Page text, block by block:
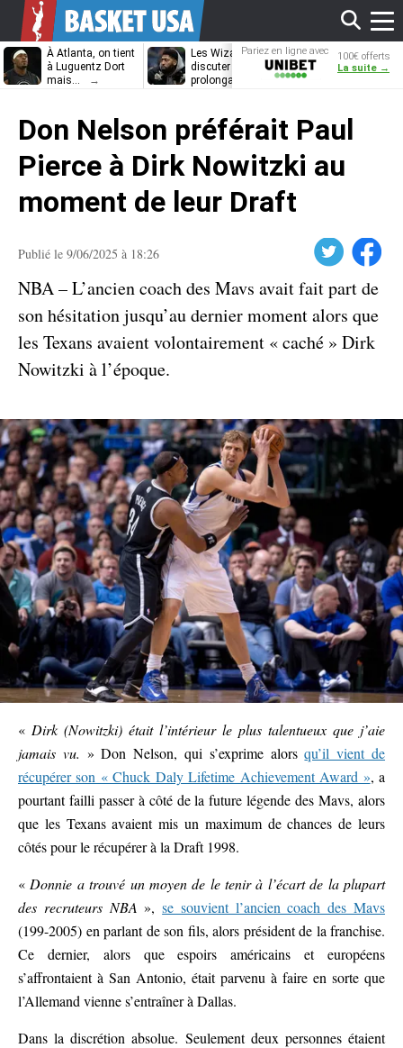
À Atlanta, on tient
à Luguentz Dort
mais…
Les Wizards vont
discuter
prolongation avec
Dennis
découvrira-t-il
Pariez en ligne avec
Unibet
100€ offerts
La suite →
Don Nelson préférait Paul
Pierce à Dirk Nowitzki au
moment de leur Draft
Publié le 9/06/2025 à 18:26 Facebook
NBA – L’ancien coach des Mavs avait fait part de
son hésitation jusqu’au dernier moment alors que
les Texans avaient volontairement « caché » Dirk
Nowitzki à l’époque.
« Dirk (Nowitzki) était l’intérieur le plus talentueux que j’aie
jamais vu. » Don Nelson, qui s’exprime alorsqu’il vient de
récupérer son « Chuck Daly Lifetime Achievement Award », a
pourtant failli passer à côté de la future légende des Mavs, alors
que les Texans avaient mis un maximum de chances de leurs
côtés pour le récupérer à la Draft 1998.
« Donnie a trouvé un moyen de le tenir à l’écart de la plupart
des recruteurs NBA »,se souvient l’ancien coach des Mavs
(199-2005) en parlant de son fils, alors président de la franchise.
Ce dernier, alors que espoirs américains et européens
s’affrontaient à San Antonio, était parvenu à faire en sorte que
l’Allemand vienne s’entraîner à Dallas.
Dans la discrétion absolue. Seulement deux personnes étaient